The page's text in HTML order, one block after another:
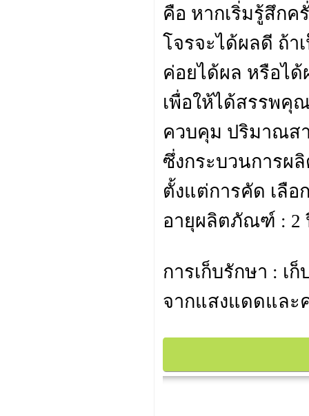
คือ หากเริ่มรู้สึก
โจรจะได้ผลดี ถ้า
ค่อยได้ผล หรือไ
เพื่อให้ได้สรรพคุ
ควบคุม ปริมาณส
ซึ่งกระบวนการผ
ตั้งแต่การคัด เลือ
อายุผลิตภัณฑ์ : 2
การเก็บรักษา : เ
จากแสงแดดและ